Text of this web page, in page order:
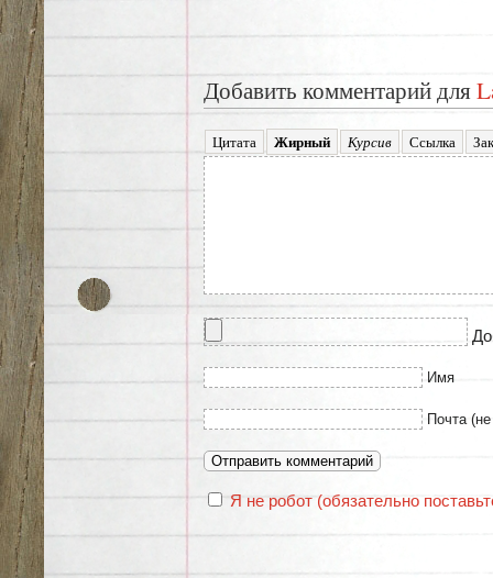
Добавить комментарий для
Имя
Почта
Я не робот (обязательно